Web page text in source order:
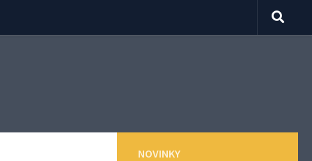
NOVINKY